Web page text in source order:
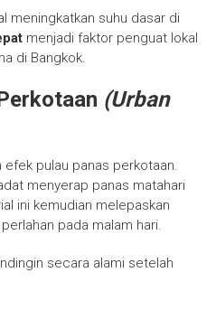
meningkatkan suhu dasar di
menjadi faktor penguat lokal
di Bangkok.
(Urban
pulau panas perkotaan.
menyerap panas matahari
ini kemudian melepaskan
pada malam hari.
secara alami setelah